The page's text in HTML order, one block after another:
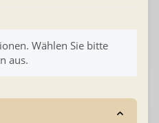
Wählen Sie bitte
aus.